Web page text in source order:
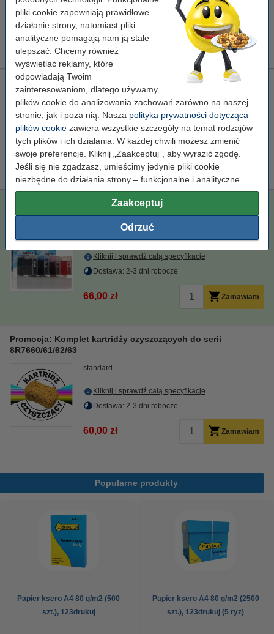
pliki cookie zapewniają prawidłowe
działanie strony, natomiast pliki
analityczne pomagają nam ją stale
ulepszać. Chcemy również
wyświetlać reklamy, które
odpowiadają Twoim
zainteresowaniom, dlatego używamy
plików cookie do analizowania zachowań zarówno na naszej
stronie, jak i poza nią. Nasza polityka prywatności dotycząca
plików cookie zawiera wszystkie szczegóły na temat rodzajów
tych plików i ich działania. W każdej chwili możesz zmienić
swoje preferencje. Kliknij „Zaakceptuj”, aby wyrazić zgodę.
Jeśli się nie zgadzasz, umieścimy jedynie pliki cookie
niezbędne do działania strony – funkcjonalne i analityczne.
Zaakceptuj
Odrzuć
Dostawa: 2-3 dni robocze
17,00 zł Zamawiam
8R7659 głowica kolorowa, oryginalna
kolorowy głowica atramentowa - ± 3.000 stron
Kliknij i sprawdź całą specyfikacje
Zamawiam
Ten produkt został wycofany
Promocja: Komplet tuszów do serii 8R7660/61/62/63 (czarny,
standardowa pojemność + 3 kolory)
opakowanie zbiorcze
Kliknij i sprawdź całą specyfikacje
Dostawa: 2-3 dni robocze
66,00 zł Zamawiam
Promocja: Komplet kartridży czyszczących do serii
8R7660/61/62/63
standard
Kliknij i sprawdź całą specyfikacje
Dostawa: 2-3 dni robocze
60,00 zł Zamawiam
Popularne produkty
Papier ksero A4 80 g/m2 (500
szt.), 123drukuj
Papier ksero A4 80 g/m2 (2500
szt.), 123drukuj (5 ryz)